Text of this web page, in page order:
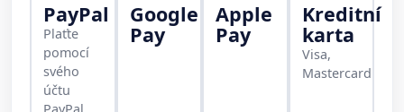
PayPal
Plaťte
pomocí
svého
účtu
Google
Pay
Apple
Pay
Kreditní
karta
Visa,
Mastercard